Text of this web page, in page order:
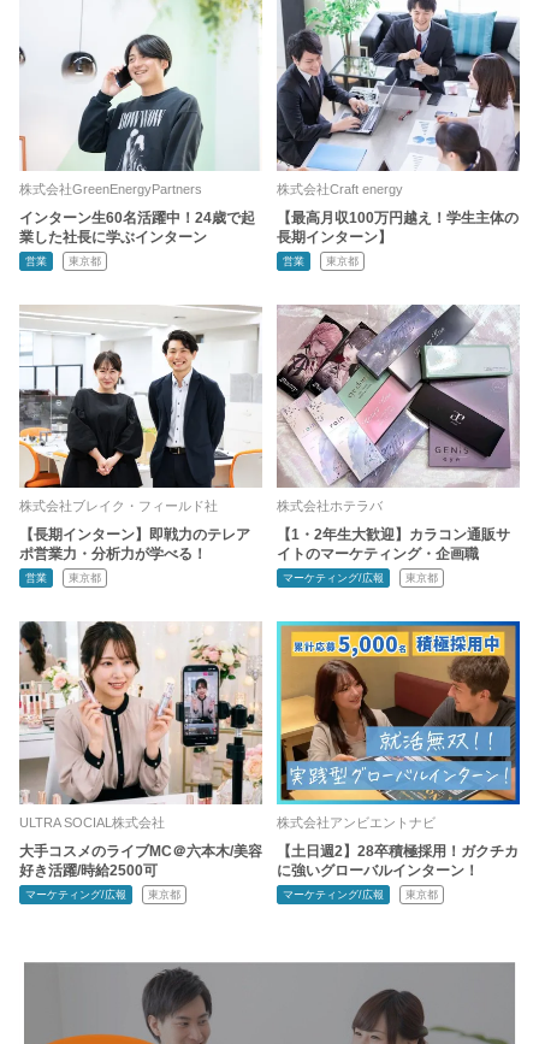
株式会社GreenEnergyPartners
インターン生60名活躍中！24歳で起
業した社長に学ぶインターン
営業 東京都
株式会社Craft energy
【最高月収100万円越え！学生主体の
長期インターン】
営業 東京都
株式会社ブレイク・フィールド社
【長期インターン】即戦力のテレア
ポ営業力・分析力が学べる！
営業 東京都
株式会社ホテラバ
【1・2年生大歓迎】カラコン通販サ
イトのマーケティング・企画職
マーケティング/広報 東京都
ULTRA SOCIAL株式会社
大手コスメのライブMC＠六本木/美容
好き活躍/時給2500可
マーケティング/広報 東京都
株式会社アンビエントナビ
【土日週2】28卒積極採用！ガクチカ
に強いグローバルインターン！
マーケティング/広報 東京都